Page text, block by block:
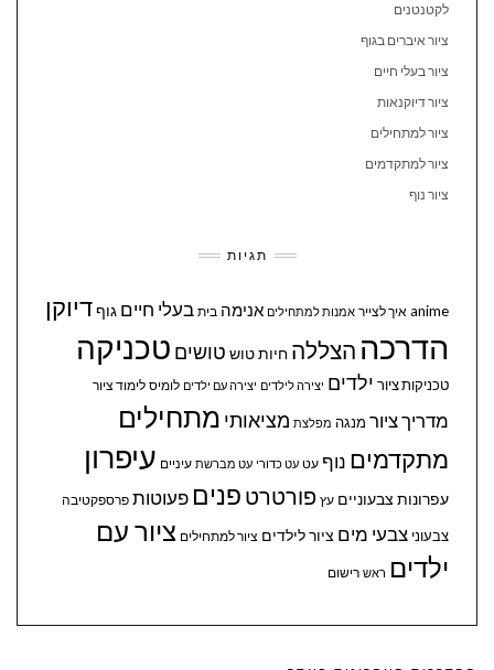
לקטנטנים
ציור איברים בגוף
ציור בעלי חיים
ציור דיוקנאות
ציור למתחילים
ציור למתקדמים
ציור נוף
תגיות
anime איך לצייר אמנות למתחילים אנימה בית בעלי חיים גוףדיוקן
הדרכה הצללה חיותטוש טושים טכניקה
טכניקות ציור ילדים יצירה לילדים יצירה עם ילדים לומיס לימוד ציור
מדריך ציור מנגה מפלצת מציאותי מתחילים
מתקדמים נוף עט עט כדורי עט מברשת עיניים עיפרון
עפרונות צבעוניים עץ פורטרט פנים פעוטות פרספקטיבה
צבעוני צבעי מים ציור לילדים ציור למתחילים ציור עם
ילדים ראש רישום